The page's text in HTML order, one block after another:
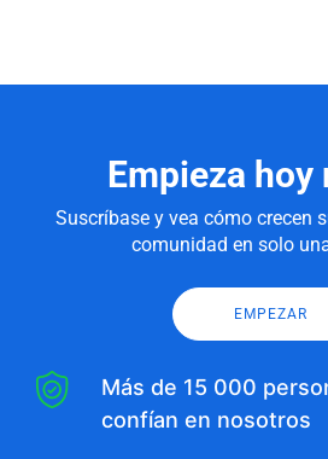
Empieza hoy
Suscríbase y vea cómo crecen
comunidad en solo
EMPEZAR
Más de 15 000
confían en nosotros